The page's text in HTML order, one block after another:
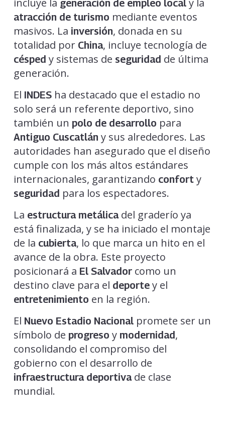
generación de empleo local
atracción de turismo mediante eventos
masivos. La inversión, donada en su
totalidad por China, incluye tecnología de
césped y sistemas de seguridad de última
generación.
El INDESha destacado que el estadio no
solo será un referente deportivo, sino
también un polo de desarrollo para
Antiguo Cuscatlán y sus alrededores. Las
autoridades han asegurado que el diseño
cumple con los más altos estándares
internacionales, garantizando conforty
seguridad para los espectadores.
La estructura metálicadel graderío ya
está finalizada, y se ha iniciado el montaje
de la cubierta, lo que marca un hito en el
avance de la obra. Este proyecto
posicionará a El Salvadorcomo un
destino clave para el deportey el
entretenimiento en la región.
El Nuevo Estadio Nacionalpromete ser un
símbolo de progreso y modernidad,
consolidando el compromiso del
gobierno con el desarrollo de
infraestructura deportivade clase
mundial.